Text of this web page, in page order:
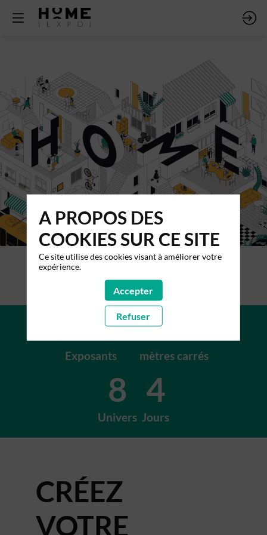
+200
Exposants
+15K
mètres carrés
8
Univers
4
Jours
CRÉEZ
VOTRE
A PROPOS DES
COOKIES SUR CE SITE
Ce site utilise des cookies visant à améliorer votre
expérience.
Accepter
Refuser